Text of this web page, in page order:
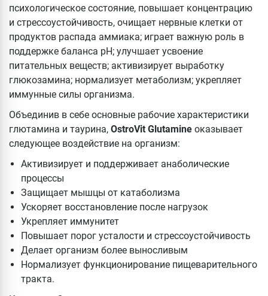
психологическое состояние, повышает концентрацию
и стрессоустойчивость, очищает нервные клетки от
продуктов распада аммиака; играет важную роль в
поддержке баланса рН; улучшает усвоение
питательных веществ; активизирует выработку
глюкозамина; нормализует метаболизм; укрепляет
иммунные силы организма.
Объединив в себе основные рабочие характеристики
глютамина и таурина, OstroVit Glutamine оказывает
следующее воздействие на организм:
Активизирует и поддерживает анаболические
процессы
Защищает мышцы от катаболизма
Ускоряет восстановление после нагрузок
Укрепляет иммунитет
Повышает порог усталости и стрессоустойчивость
Делает организм более выносливым
Нормализует функционирование пищеварительного
тракта.